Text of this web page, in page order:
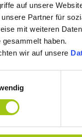
auf unsere
Partner für
mit weiteren
gesammelt haben.
wir auf unsere